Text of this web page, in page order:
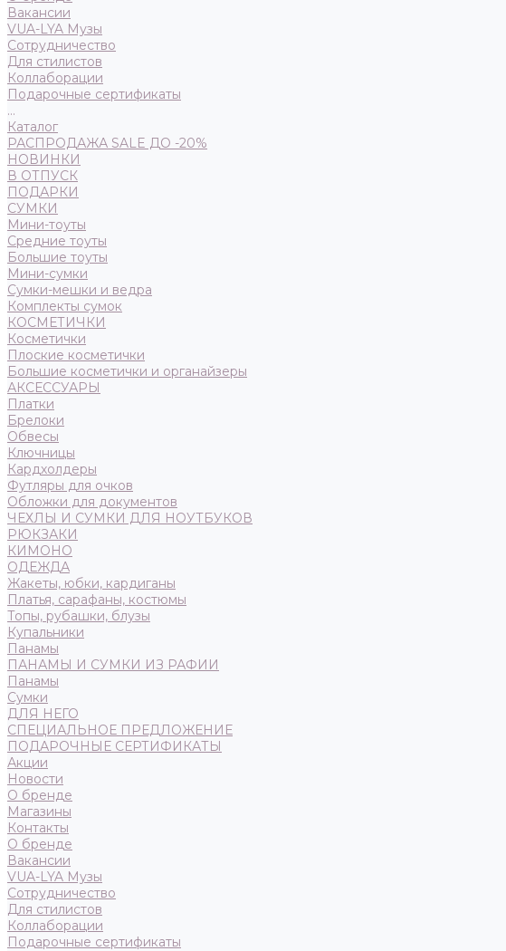
Вакансии
VUA-LYA Музы
Сотрудничество
Для стилистов
Коллаборации
Подарочные сертификаты
...
Каталог
РАСПРОДАЖА SALE ДО -20%
НОВИНКИ
В ОТПУСК
ПОДАРКИ
СУМКИ
Мини-тоуты
Средние тоуты
Большие тоуты
Мини-сумки
Сумки-мешки и ведра
Комплекты сумок
КОСМЕТИЧКИ
Косметички
Плоские косметички
Большие косметички и органайзеры
АКСЕССУАРЫ
Платки
Брелоки
Обвесы
Ключницы
Кардхолдеры
Футляры для очков
Обложки для документов
ЧЕХЛЫ И СУМКИ ДЛЯ НОУТБУКОВ
РЮКЗАКИ
КИМОНО
ОДЕЖДА
Жакеты, юбки, кардиганы
Платья, сарафаны, костюмы
Топы, рубашки, блузы
Купальники
Панамы
ПАНАМЫ И СУМКИ ИЗ РАФИИ
Панамы
Сумки
ДЛЯ НЕГО
СПЕЦИАЛЬНОЕ ПРЕДЛОЖЕНИЕ
ПОДАРОЧНЫЕ СЕРТИФИКАТЫ
Акции
Новости
О бренде
Магазины
Контакты
О бренде
Вакансии
VUA-LYA Музы
Сотрудничество
Для стилистов
Коллаборации
Подарочные сертификаты